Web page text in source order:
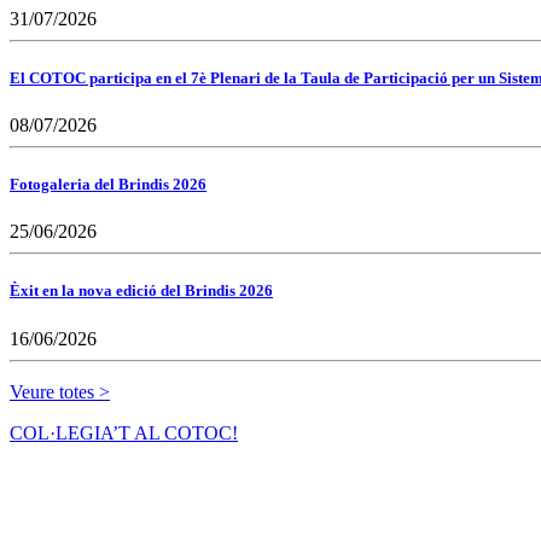
31/07/2026
El COTOC participa en el 7è Plenari de la Taula de Participació per un
08/07/2026
Fotogaleria del Brindis 2026
25/06/2026
Èxit en la nova edició del Brindis 2026
16/06/2026
Veure totes >
COL·LEGIA’T AL COTOC!